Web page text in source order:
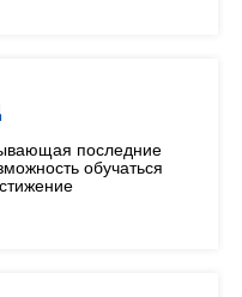
последние
обучаться